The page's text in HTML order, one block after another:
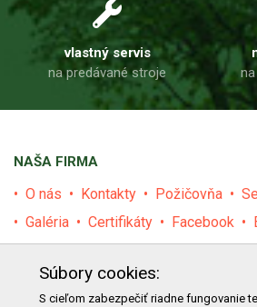
vlastný servis
na predávané stroje
NAŠA FIRMA
O nás Kontakty Požičovňa
Galéria
Certifikáty Facebook
E-shop Akcie Darčekové
Súbory cookies:
S cieľom zabezpečiť riadne fungovanie